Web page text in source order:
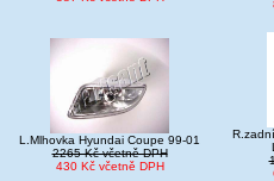
L.Mlhovka Hyundai Coupe 99-01
2265 Kč včetně DPH
430 Kč včetně DPH